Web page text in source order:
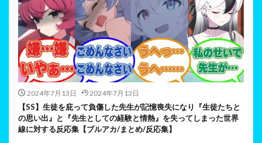
2024年7月13日 2024年7月13日
【SS】生徒を庇って負傷した先生が記憶喪失になり『生徒たちと
の思い出』と『先生としての経験と情熱』を失ってしまった世界
線に対する反応集【ブルアカ/まとめ/反応集】